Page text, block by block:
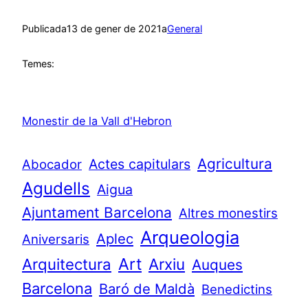
Publicada13 de gener de 2021aGeneral
Temes:
Monestir de la Vall d'Hebron
Abocador Actes capitulars Agricultura
Agudells Aigua
Ajuntament Barcelona Altres monestirs
Aniversaris Aplec Arqueologia
Arquitectura Art Arxiu Auques
Barcelona Baró de Maldà Benedictins